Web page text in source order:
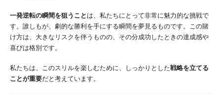
一発逆転の瞬間を狙うことは、私たちにとって非常に魅力的な挑戦で
す。誰しもが、劇的な勝利を手にする瞬間を夢見るものです。この賭
け方は、大きなリスクを伴うものの、その分成功したときの達成感や
喜びは格別です。
私たちは、このスリルを楽しむために、しっかりとした戦略を立てる
ことが重要だと考えています。